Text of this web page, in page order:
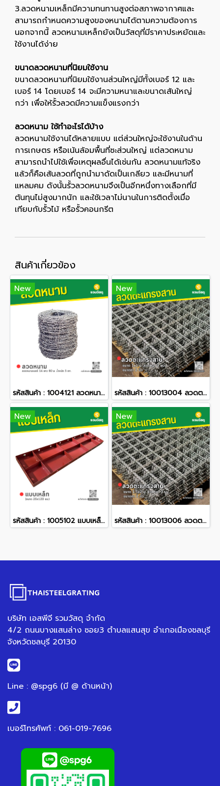
3.ลวดหนามเหล็กมีความทนทานสูงต่อสภาพอากาศและ
สามารถกำหนดความสูงของหนามได้ตามความต้องการ
นอกจากนี้ ลวดหนามเหล็กยังเป็นวัสดุที่มีราคาประหยัดและ
ใช้งานได้ง่าย
ขนาดลวดหนามที่นิยมใช้งาน
ขนาดลวดหนามที่นิยมใช้งานส่วนใหญ่มีทั้งเบอร์ 12 และ
เบอร์ 14 โดยเบอร์ 14 จะมีความหนาและขนาดเส้นใหญ่
กว่า เพื่อให้รั้วลวดมีความแข็งแรงกว่า
ลวดหนาม ใช้ทำอะไรได้บ้าง
ลวดหนามใช้งานได้หลายแบบ แต่ส่วนใหญ่จะใช้งานในด้าน
การเกษตร หรือเน้นล้อมพื้นที่ซะส่วนใหญ่ แต่ลวดหนาม
สามารถนำไปใช้เพื่อเหตุผลอื่นได้เช่นกัน ลวดหนามแท้จริง
แล้วก็คือเส้นลวดที่ถูกนำมาดัดเป็นเกลียว และมีหนามที่
แหลมคม ดังนั้นรั้วลวดหนามจึงเป็นอีกหนึ่งทางเลือกที่มี
ต้นทุนไม่สูงมากนัก และใช้เวลาไม่นานในการติดตั้งเมื่อ
เทียบกับรั้วไม้ หรือรั้วคอนกรีต
สินค้าเกี่ยวข้อง
New
รหัสสินค้า : 1004121 ลวดหนาม เบอร์ 14 ยาว 60 ซม. น้ำหนัก 5 กก.
New
รหัสสินค้า : 10013004 ลวดตะแกรงสาน ขนาด 1x1 ม. ลวดหนา 3 มม. ขนาดตา 2 นิ้ว
New
รหัสสินค้า : 1005102 แบบเหล็ก ขนาด 25 x 120 ซม.
New
รหัสสินค้า : 10013006 ลวดตะแกรงสาน ขนาด 1.5x2 ม. ลวดหนา 3 มม. ขนาดตา 2 นิ้ว
บริษัท เอสพีจี รวมวัสดุ จำกัด
4/2 ถนนบางแสนล่าง ซอย3 ตำบลแสนสุข อำเภอเมืองชลบุรี
จังหวัดชลบุรี 20130
Line : @spg6 (มี @ ด้านหน้า)
เบอร์โทรศัพท์ : 061-019-7696